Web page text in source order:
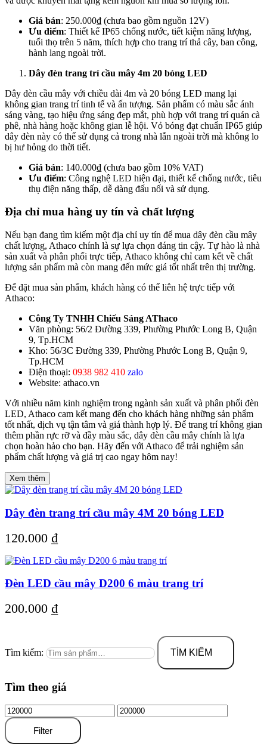
Giá bán: 250.000₫ (chưa bao gồm nguồn 12V)
Ưu điểm: Thiết kế IP65 chống nước, tiết kiệm năng lượng,
tuổi thọ trên 5 năm, thích hợp cho trang trí thả cây, ban công,
hành lang ngoài trời.
Dây đèn trang trí cầu mây 4m 20 bóng LED
Dây đèn cầu mây với chiều dài 4m và 20 bóng LED mang lại
không gian trang trí tinh tế và ấn tượng. Sản phẩm có màu sắc ánh
sáng vàng, tạo hiệu ứng sáng đẹp mắt, phù hợp với trang trí quán cà
phê, nhà hàng hoặc không gian lễ hội. Vỏ bóng đạt chuẩn IP65 giúp
dây đèn này có thể sử dụng cả trong nhà lẫn ngoài trời mà không lo
bị hư hỏng do thời tiết.
Giá bán: 140.000₫ (chưa bao gồm 10% VAT)
Ưu điểm: Công nghệ LED hiện đại, thiết kế chống nước, tiêu
thụ điện năng thấp, dễ dàng đấu nối và sử dụng.
Địa chỉ mua hàng uy tín và chất lượng
Nếu bạn đang tìm kiếm một địa chỉ uy tín để mua dây đèn cầu mây
chất lượng, Athaco chính là sự lựa chọn đáng tin cậy. Tự hào là nhà
sản xuất và phân phối trực tiếp, Athaco không chỉ cam kết về chất
lượng sản phẩm mà còn mang đến mức giá tốt nhất trên thị trường.
Để đặt mua sản phẩm, khách hàng có thể liên hệ trực tiếp với
Athaco:
Công Ty TNHH Chiếu Sáng AThaco
Văn phòng: 56/2 Đường 339, Phường Phước Long B, Quận
9, Tp.HCM
Kho: 56/3C Đường 339, Phường Phước Long B, Quận 9,
Tp.HCM
Điện thoại: 0938 982 410 zalo
Website: athaco.vn
Với nhiều năm kinh nghiệm trong ngành sản xuất và phân phối đèn
LED, Athaco cam kết mang đến cho khách hàng những sản phẩm
tốt nhất, dịch vụ tận tâm và giá thành hợp lý. Để trang trí không gian
thêm phần rực rỡ và đầy màu sắc, dây đèn cầu mây chính là lựa
chọn hoàn hảo cho bạn. Hãy đến với Athaco để trải nghiệm sản
phẩm chất lượng và giá trị cao ngay hôm nay!
Xem thêm
Dây đèn trang trí cầu mây 4M 20 bóng LED
120.000 ₫
Đèn LED cầu mây D200 6 màu trang trí
200.000 ₫
Tìm kiếm: TÌM KIẾM
Tìm theo giá
Filter